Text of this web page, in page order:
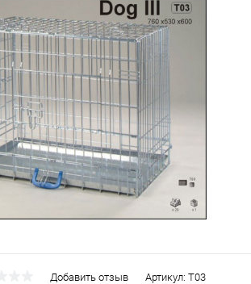
Добавить отзыв Артикул: T03